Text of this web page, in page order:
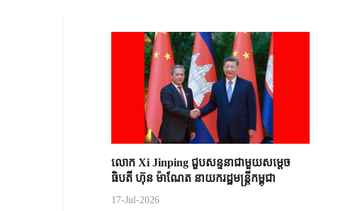
លោក Xi Jinping ជួបសន្ទនាជាមួយសម្តេច
ធិបតី ហ៊ុន ម៉ាណែត នាយករដ្ឋមន្ត្រីកម្ពុជា
17-Jul-2026